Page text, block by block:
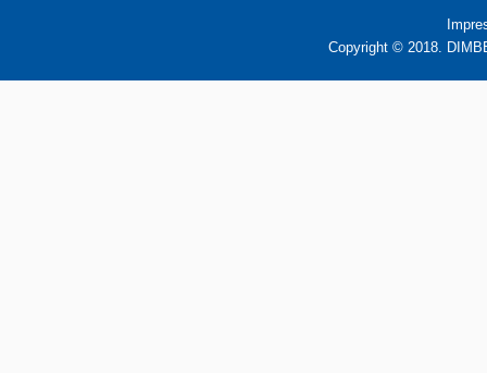
Copyright © 2018.